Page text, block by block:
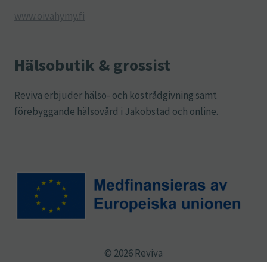
www.oivahymy.fi
Hälsobutik & grossist
Reviva erbjuder hälso- och kostrådgivning samt
förebyggande hälsovård i Jakobstad och online.
© 2026 Reviva